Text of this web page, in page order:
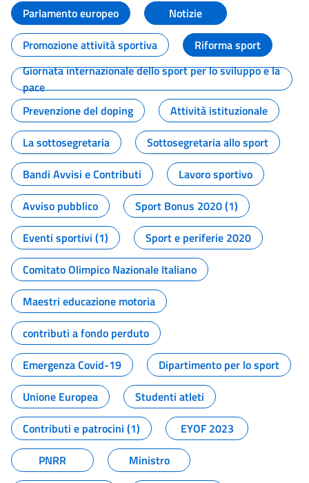
Parlamento europeo
Notizie
Promozione attività sportiva
Riforma sport
Giornata internazionale dello sport per lo sviluppo e la
pace
Prevenzione del doping
Attività istituzionale
La sottosegretaria
Sottosegretaria allo sport
Bandi Avvisi e Contributi
Lavoro sportivo
Avviso pubblico
Sport Bonus 2020 (1)
Eventi sportivi (1)
Sport e periferie 2020
Comitato Olimpico Nazionale Italiano
Maestri educazione motoria
contributi a fondo perduto
Emergenza Covid-19
Dipartimento per lo sport
Unione Europea
Studenti atleti
Contributi e patrocini (1)
EYOF 2023
PNRR
Ministro